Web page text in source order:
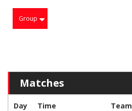
Group
Matches
Day Time Team